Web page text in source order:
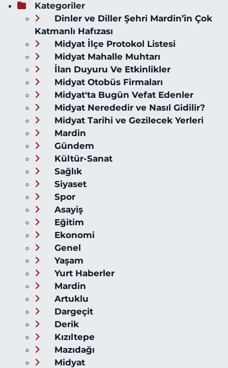
Kategoriler
Dinler ve Diller Şehri Mardin’in Çok
Katmanlı Hafızası
Midyat İlçe Protokol Listesi
Midyat Mahalle Muhtarı
İlan Duyuru Ve Etkinlikler
Midyat Otobüs Firmaları
Midyat'ta Bugün Vefat Edenler
Midyat Nerededir ve Nasıl Gidilir?
Midyat Tarihi ve Gezilecek Yerleri
Mardin
Gündem
Kültür-Sanat
Sağlık
Siyaset
Spor
Asayiş
Eğitim
Ekonomi
Genel
Yaşam
Yurt Haberler
Mardin
Artuklu
Dargeçit
Derik
Kızıltepe
Mazıdağı
Midyat